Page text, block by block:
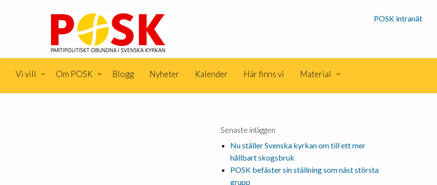
POSK intranät
Vi vill Om POSK Blogg Nyheter Kalender Här finns vi Material
Senaste inläggen
Nu ställer Svenska kyrkan om till ett mer
hållbart skogsbruk
POSK befäster sin ställning som näst största
grupp